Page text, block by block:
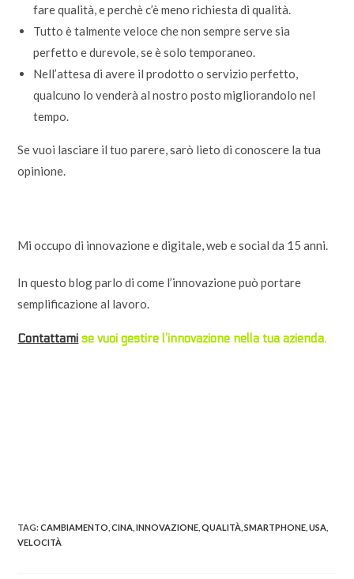
fare qualità, e perchè c’è meno richiesta di qualità.
Tutto è talmente veloce che non sempre serve sia
perfetto e durevole, se è solo temporaneo.
Nell’attesa di avere il prodotto o servizio perfetto,
qualcuno lo venderà al nostro posto migliorandolo nel
tempo.
Se vuoi lasciare il tuo parere, sarò lieto di conoscere la tua
opinione.
Mi occupo di innovazione e digitale, web e social da 15 anni.
In questo blog parlo di come l’innovazione può portare
semplificazione al lavoro.
Contattami se vuoi gestire l’innovazione nella tua azienda.
TAG:CAMBIAMENTO CINA INNOVAZIONE QUALITÀ SMARTPHONE USA
VELOCITÀ